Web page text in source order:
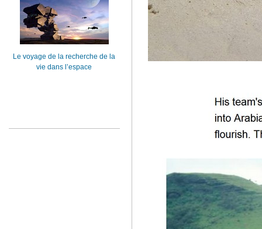
Le voyage de la recherche de la
vie dans l’espace